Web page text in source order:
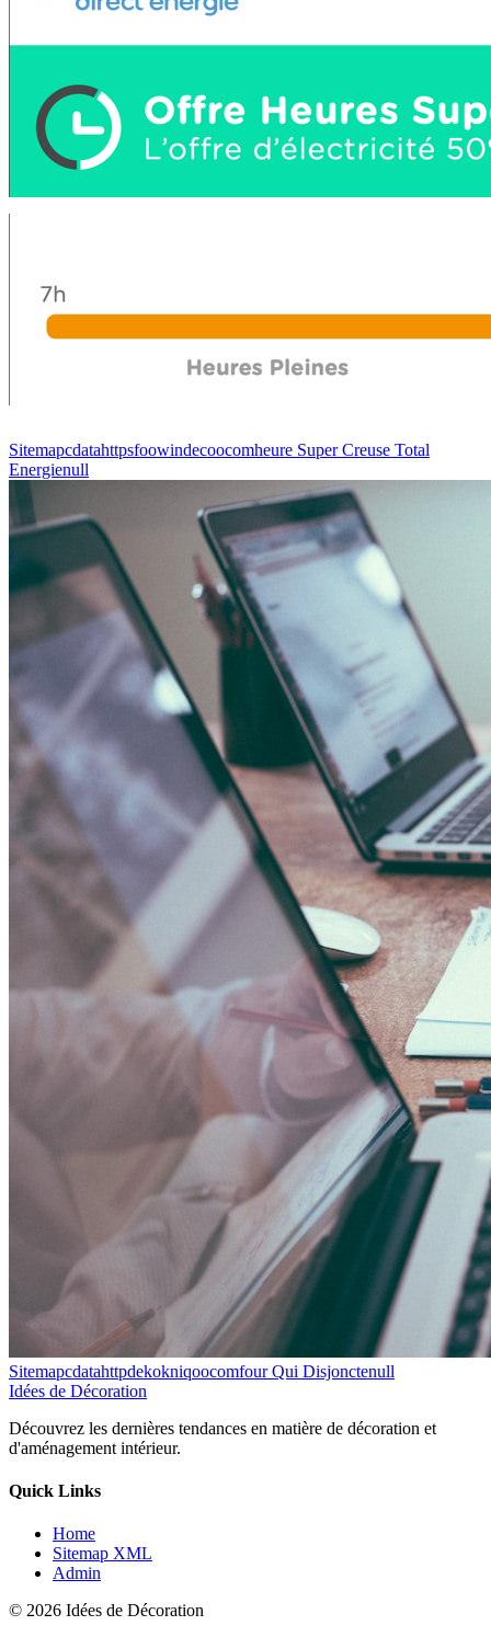
Sitemapcdatahttpsfoowindecoocomheure Super Creuse Total
Energienull
Sitemapcdatahttpdekokniqoocomfour Qui Disjonctenull
Idées de Décoration
Découvrez les dernières tendances en matière de décoration et
d'aménagement intérieur.
Quick Links
Home
Sitemap XML
Admin
© 2026 Idées de Décoration